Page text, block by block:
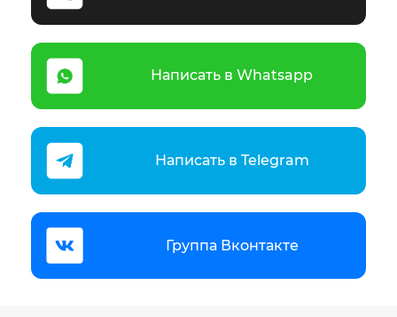
Написать в Whatsapp
Написать в Telegram
Группа Вконтакте